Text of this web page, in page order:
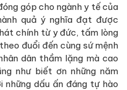
góp cho ngành y tế của
quả ý nghĩa đạt được
chính từ y đức, tấm lòng
đuổi đến cùng sứ mệnh
dân thầm lặng mà cao
như biết ơn những năm
những dấu ấn đáng tự hào